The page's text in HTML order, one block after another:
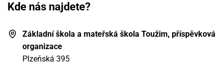
Kde nás najdete?
Základní škola a mateřská škola Toužim, příspěvková
organizace
Plzeňská 395